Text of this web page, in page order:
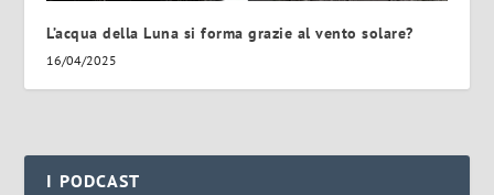
L’acqua della Luna si forma grazie al vento solare?
16/04/2025
I PODCAST